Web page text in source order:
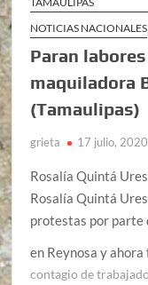
NOTICIAS NACIONALES
Paran
maquiladora
(Tamaulipas)
grieta 17 julio, 2020
Rosalía Quintá
Rosalía Quintá
protestas por parte
en Reynosa y
contagio de